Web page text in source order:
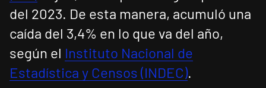
del 2023. De esta manera, acumuló una
caída del 3,4% en lo que va del año,
según el Instituto Nacional de
Estadística y Censos (INDEC).